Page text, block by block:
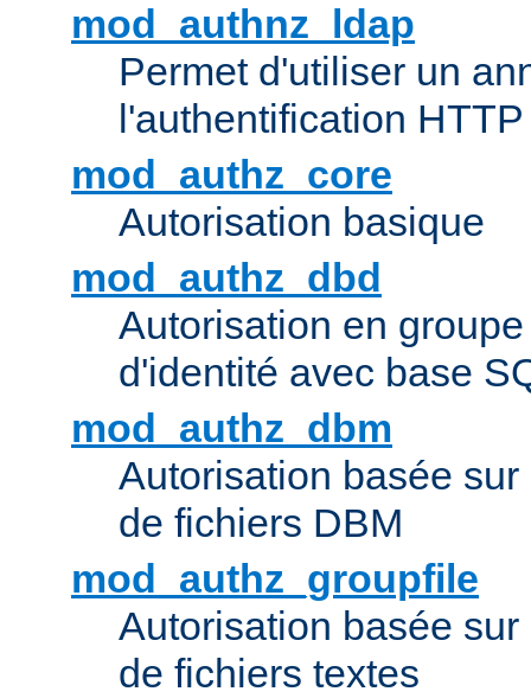
mod_authnz_ldap
Permet d'utiliser un
l'authentification
mod_authz_core
Autorisation basique
mod_authz_dbd
Autorisation en
d'identité avec base
mod_authz_dbm
Autorisation basée
de fichiers DBM
mod_authz_groupfile
Autorisation basée
de fichiers textes